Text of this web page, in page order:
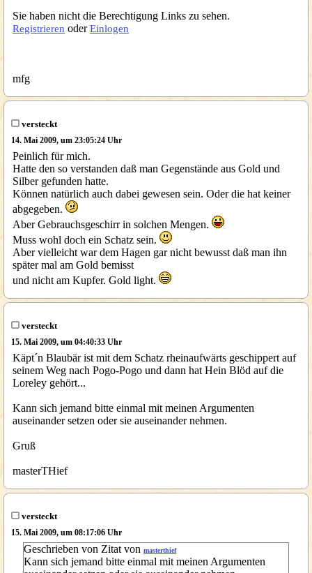
Sie haben nicht die Berechtigung Links zu sehen.
Registrieren oderEinlogen
mfg
versteckt
14. Mai 2009, um 23:05:24 Uhr
Peinlich für mich.
Hatte den so verstanden daß man Gegenstände aus Gold und
Silber gefunden hatte.
Können natürlich auch dabei gewesen sein. Oder die hat keiner
abgegeben.
Aber Gebrauchsgeschirr in solchen Mengen.
Muss wohl doch ein Schatz sein.
Aber vielleicht war dem Hagen gar nicht bewusst daß man ihn
später mal am Gold bemisst
und nicht am Kupfer. Gold light.
versteckt
15. Mai 2009, um 04:40:33 Uhr
Käpt´n Blaubär ist mit dem Schatz rheinaufwärts geschippert auf
seinem Weg nach Pogo-Pogo und dann hat Hein Blöd auf die
Loreley gehört...
Kann sich jemand bitte einmal mit meinen Argumenten
auseinander setzen oder sie auseinander nehmen.
Gruß
masterTHief
versteckt
15. Mai 2009, um 08:17:06 Uhr
Geschrieben von Zitat von masterthief
Kann sich jemand bitte einmal mit meinen Argumenten